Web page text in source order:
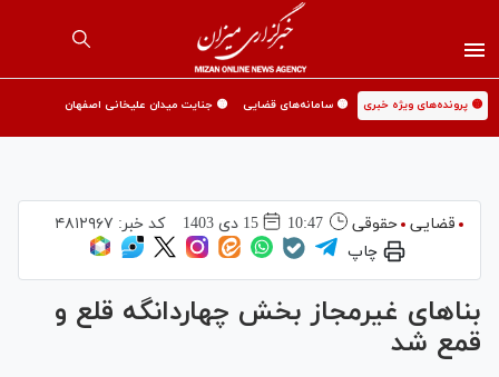
🟡 پرونده‌های ویژه خبری 🟡 سامانه‌های قضایی 🟡 جنایت میدان علیخانی اصفهان
قضایی حقوقی 10:47 15 دی 1403 کد خبر: ۴۸۱۲۹۶۷
چاپ
بنا‌های غیرمجاز بخش چهاردانگه قلع و
قمع شد